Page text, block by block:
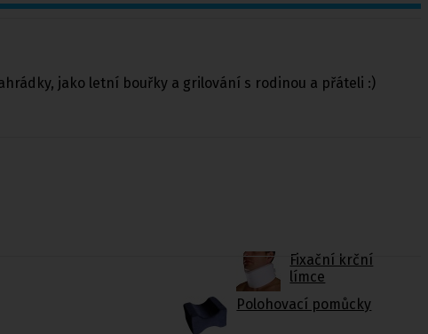
Fixační krční
límce
Polohovací pomůcky
jako letní bouřky a grilování s rodinou a přáteli :)